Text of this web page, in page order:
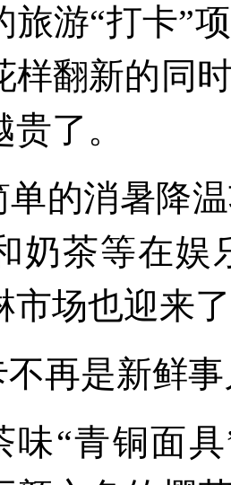
旅游“打卡”
样翻新的同
了。
单的消暑降
奶茶等在娱
市场也迎来
不再是新鲜
味“青铜面